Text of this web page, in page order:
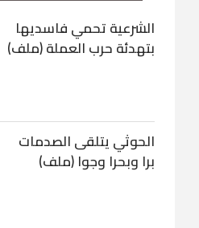
الشرعية تحمي فاسديها
بتهدئة حرب العملة (ملف)
الحوثي يتلقى الصدمات
برا وبحرا وجوا (ملف)